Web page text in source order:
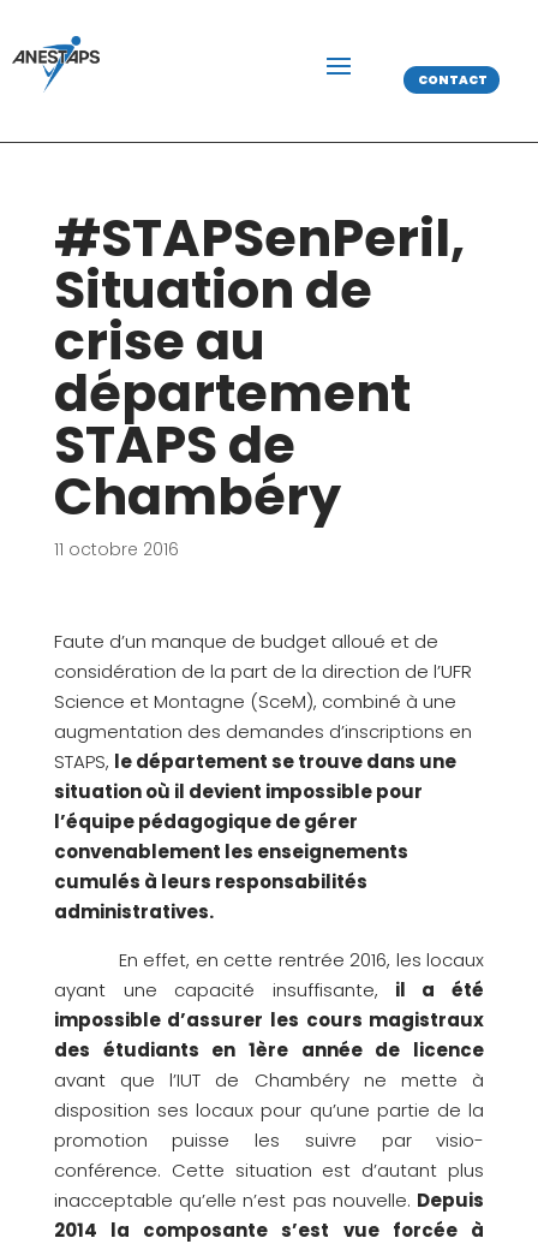
CONTACT
#STAPSenPeril,
Situation de
crise au
département
STAPS de
Chambéry
11 octobre 2016
Faute d’un manque de budget alloué et de
considération de la part de la direction de l’UFR
Science et Montagne (SceM), combiné à une
augmentation des demandes d’inscriptions en
STAPS, le département se trouve dans une
situation où il devient impossible pour
l’équipe pédagogique de gérer
convenablement les enseignements
cumulés à leurs responsabilités
administratives.
En effet, en cette rentrée 2016, les locaux
ayant une capacité insuffisante, il a été
impossible d’assurer les cours magistraux
des étudiants en 1ère année de licence
avant que l’IUT de Chambéry ne mette à
disposition ses locaux pour qu’une partie de la
promotion puisse les suivre par visio-
conférence. Cette situation est d’autant plus
inacceptable qu’elle n’est pas nouvelle. Depuis
2014 la composante s’est vue forcée à